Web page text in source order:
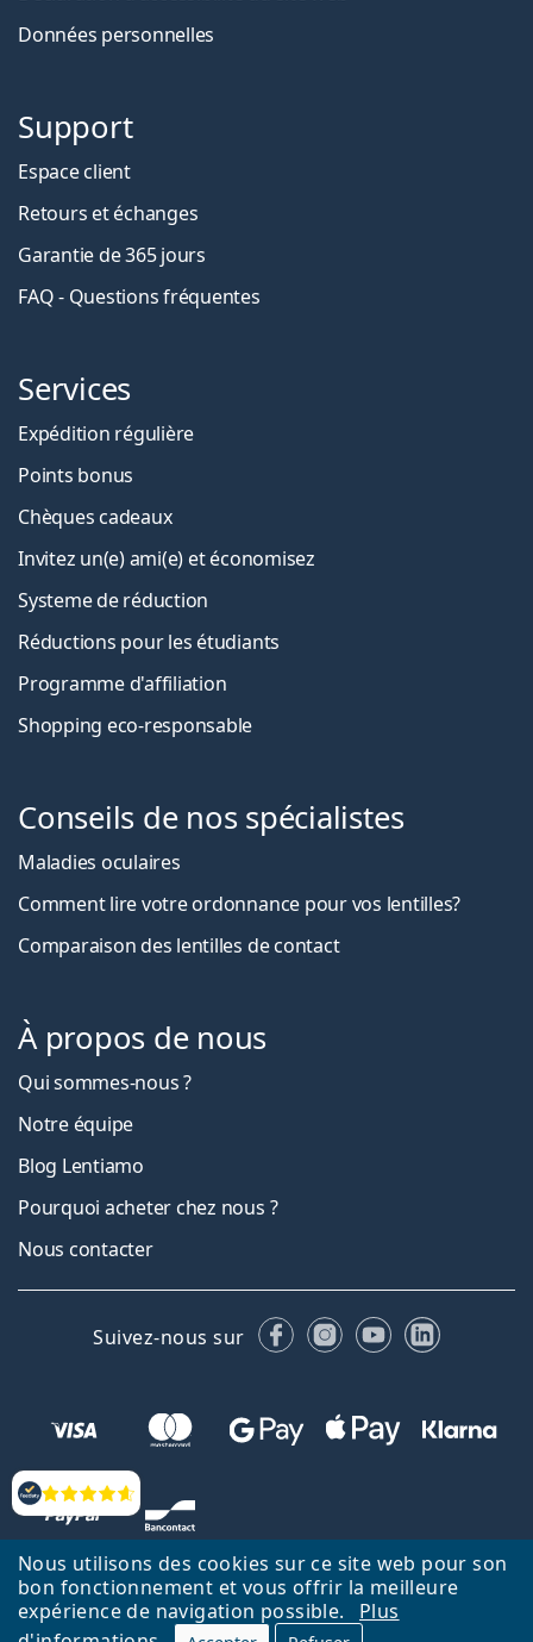
Nous utilisons des cookies sur ce site web pour son
bon fonctionnement et vous offrir la meilleure
expérience de navigation possible.
Plus
Évaluation
Données personnelles
Support
Espace client
Retours et échanges
Garantie de 365 jours
FAQ - Questions fréquentes
Services
Expédition régulière
Points bonus
Chèques cadeaux
Invitez un(e) ami(e) et économisez
Systeme de réduction
Réductions pour les étudiants
Programme d'affiliation
Shopping eco-responsable
Conseils de nos spécialistes
Maladies oculaires
Comment lire votre ordonnance pour vos lentilles?
Comparaison des lentilles de contact
À propos de nous
Qui sommes-nous ?
Notre équipe
Blog Lentiamo
Pourquoi acheter chez nous ?
Nous contacter
Suivez-nous sur FacebookInstagram
YouTubeLinkedIn